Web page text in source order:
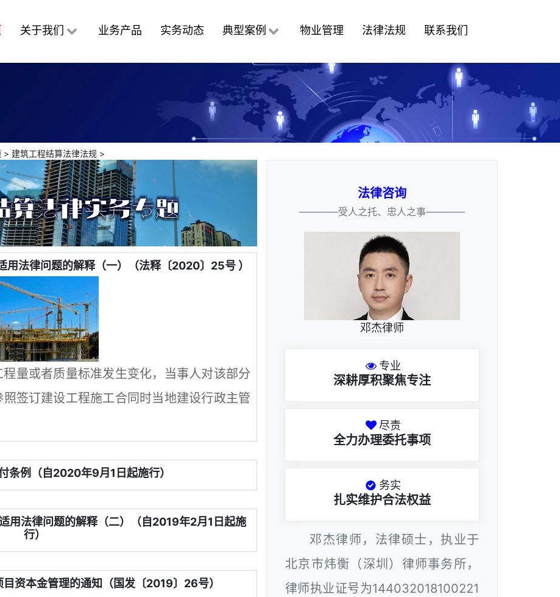
关于我们 业务产品 实务动态 典型案例 物业管理 法律法规 联系我们
> 建筑工程结算法律法规 >
用法律问题的解释（一）（法释〔2020〕25号 ）
量或者质量标准发生变化，当事人对该部分
签订建设工程施工合同时当地建设行政主管
条例（自2020年9月1日起施行）
用法律问题的解释（二）（自2019年2月1日起施
行）
资本金管理的通知（国发〔2019〕26号）
法律咨询
————受人之托、忠人之事————
邓杰律师
专业
深耕厚积聚焦专注
尽责
全力办理委托事项
务实
扎实维护合法权益
邓杰律师，法律硕士，执业于
北京市炜衡（深圳）律师事务所，
律师执业证号为144032018100221